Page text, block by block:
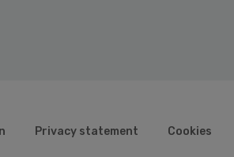
Privacy statement Cookies